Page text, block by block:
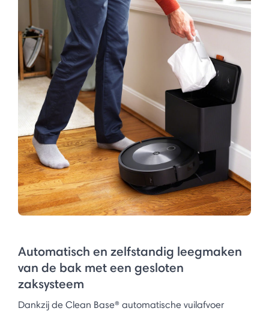
Automatisch en zelfstandig leegmaken
van de bak met een gesloten
zaksysteem
Dankzij de Clean Base® automatische vuilafvoer